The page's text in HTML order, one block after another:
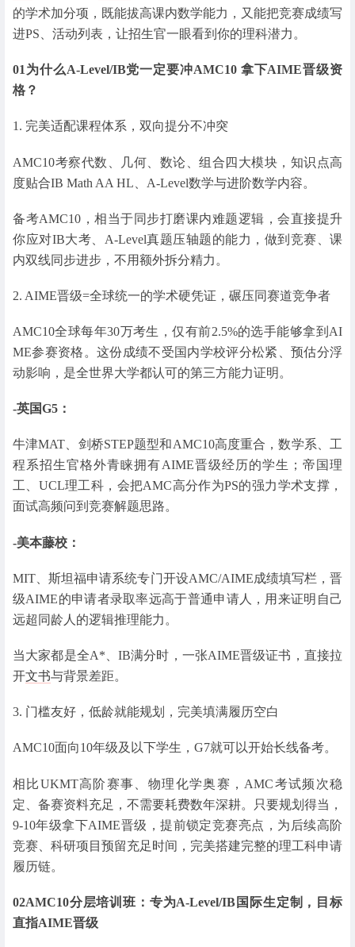
的学术加分项，既能拔高课内数学能力，又能把竞赛成绩写
进PS、活动列表，让招生官一眼看到你的理科潜力。
01 为什么A-Level/IB党一定要冲AMC10 拿下AIME晋级资
格？
1. 完美适配课程体系，双向提分不冲突
AMC10考察代数、几何、数论、组合四大模块，知识点高
度贴合IB Math AA HL、A-Level数学与进阶数学内容。
备考AMC10，相当于同步打磨课内难题逻辑，会直接提升
你应对IB大考、A-Level真题压轴题的能力，做到竞赛、课
内双线同步进步，不用额外拆分精力。
2. AIME晋级=全球统一的学术硬凭证，碾压同赛道竞争者
AMC10全球每年30万考生，仅有前2.5%的选手能够拿到AI
ME参赛资格。这份成绩不受国内学校评分松紧、预估分浮
动影响，是全世界大学都认可的第三方能力证明。
-英国G5：
牛津MAT、剑桥STEP题型和AMC10高度重合，数学系、工
程系招生官格外青睐拥有AIME晋级经历的学生；帝国理
工、UCL理工科，会把AMC高分作为PS的强力学术支撑，
面试高频问到竞赛解题思路。
-美本藤校：
MIT、斯坦福申请系统专门开设AMC/AIME成绩填写栏，晋
级AIME的申请者录取率远高于普通申请人，用来证明自己
远超同龄人的逻辑推理能力。
当大家都是全A*、IB满分时，一张AIME晋级证书，直接拉
开文书与背景差距。
3. 门槛友好，低龄就能规划，完美填满履历空白
AMC10面向10年级及以下学生，G7就可以开始长线备考。
相比UKMT高阶赛事、物理化学奥赛，AMC考试频次稳
定、备赛资料充足，不需要耗费数年深耕。只要规划得当，
9-10年级拿下AIME晋级，提前锁定竞赛亮点，为后续高阶
竞赛、科研项目预留充足时间，完美搭建完整的理工科申请
履历链。
02AMC10分层培训班：专为A-Level/IB国际生定制，目标
直指AIME晋级